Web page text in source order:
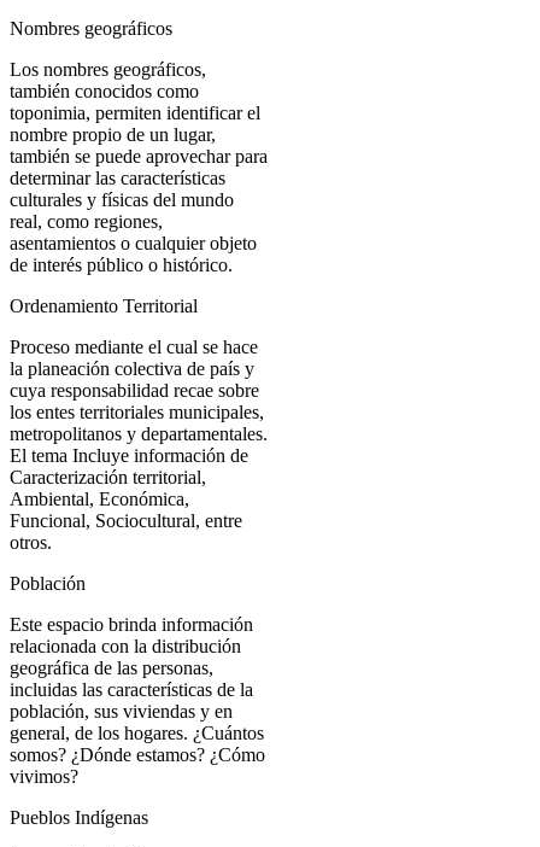
Nombres geográficos
Los nombres geográficos,
también conocidos como
toponimia, permiten identificar el
nombre propio de un lugar,
también se puede aprovechar para
determinar las características
culturales y físicas del mundo
real, como regiones,
asentamientos o cualquier objeto
de interés público o histórico.
Ordenamiento Territorial
Proceso mediante el cual se hace
la planeación colectiva de país y
cuya responsabilidad recae sobre
los entes territoriales municipales,
metropolitanos y departamentales.
El tema Incluye información de
Caracterización territorial,
Ambiental, Económica,
Funcional, Sociocultural, entre
otros.
Población
Este espacio brinda información
relacionada con la distribución
geográfica de las personas,
incluidas las características de la
población, sus viviendas y en
general, de los hogares. ¿Cuántos
somos? ¿Dónde estamos? ¿Cómo
vivimos?
Pueblos Indígenas